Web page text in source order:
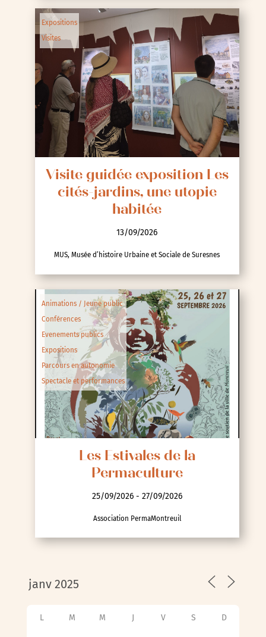
Expositions
Visites
Visite guidée exposition Les
cités-jardins, une utopie
habitée
13/09/2026
MUS, Musée d’histoire Urbaine et Sociale de Suresnes
Animations / Jeune public
Conférences
Evenements publics
Expositions
Parcours en autonomie
Spectacle et performances
Les Estivales de la
Permaculture
25/09/2026 - 27/09/2026
Association PermaMontreuil
L M M J V S D